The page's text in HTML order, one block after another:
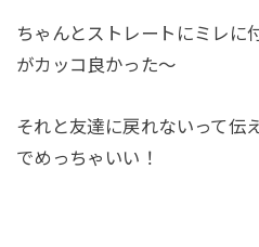
ちゃんとストレートにミレに
がカッコ良かった～
それと友達に戻れないって伝
でめっちゃいい！